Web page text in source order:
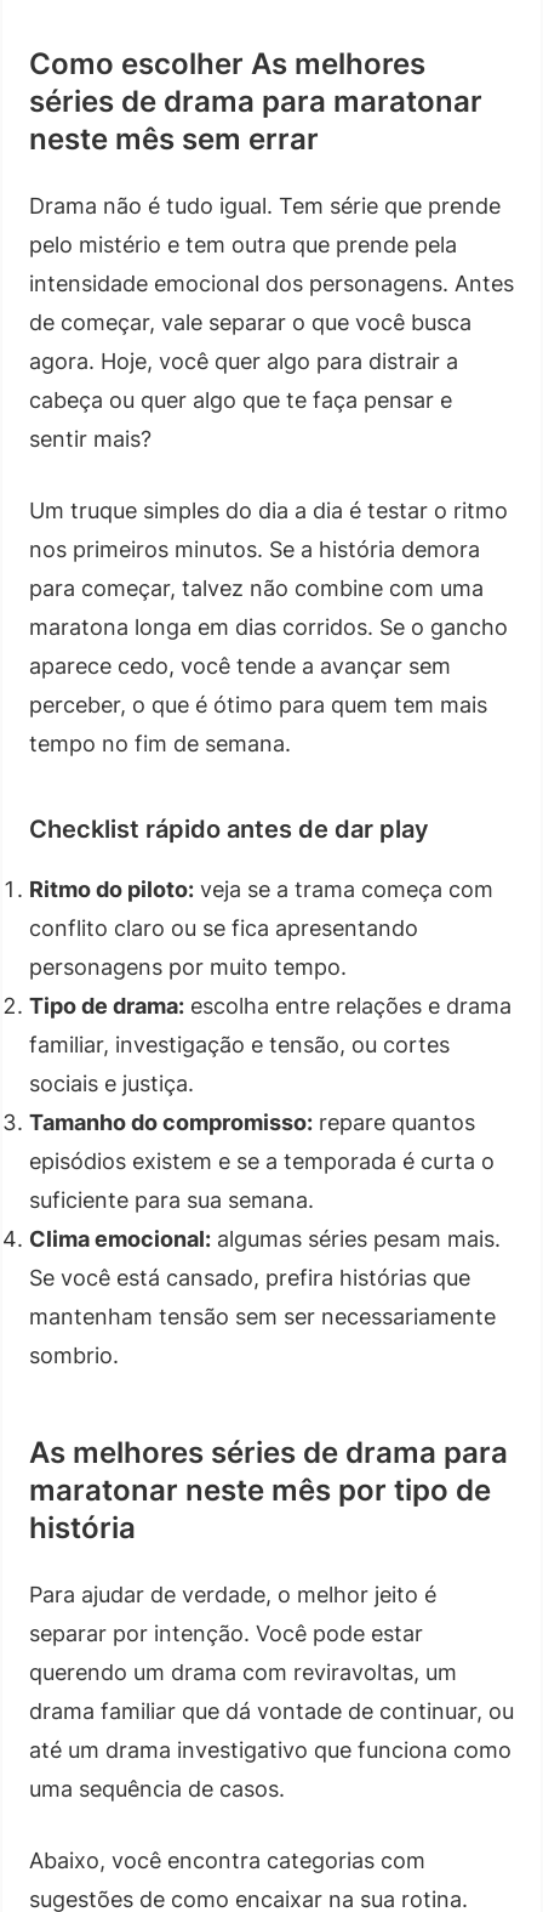
Como escolher As melhores
séries de drama para maratonar
neste mês sem errar
Drama não é tudo igual. Tem série que prende
pelo mistério e tem outra que prende pela
intensidade emocional dos personagens. Antes
de começar, vale separar o que você busca
agora. Hoje, você quer algo para distrair a
cabeça ou quer algo que te faça pensar e
sentir mais?
Um truque simples do dia a dia é testar o ritmo
nos primeiros minutos. Se a história demora
para começar, talvez não combine com uma
maratona longa em dias corridos. Se o gancho
aparece cedo, você tende a avançar sem
perceber, o que é ótimo para quem tem mais
tempo no fim de semana.
Checklist rápido antes de dar play
Ritmo do piloto: veja se a trama começa com
conflito claro ou se fica apresentando
personagens por muito tempo.
Tipo de drama: escolha entre relações e drama
familiar, investigação e tensão, ou cortes
sociais e justiça.
Tamanho do compromisso: repare quantos
episódios existem e se a temporada é curta o
suficiente para sua semana.
Clima emocional: algumas séries pesam mais.
Se você está cansado, prefira histórias que
mantenham tensão sem ser necessariamente
sombrio.
As melhores séries de drama para
maratonar neste mês por tipo de
história
Para ajudar de verdade, o melhor jeito é
separar por intenção. Você pode estar
querendo um drama com reviravoltas, um
drama familiar que dá vontade de continuar, ou
até um drama investigativo que funciona como
uma sequência de casos.
Abaixo, você encontra categorias com
sugestões de como encaixar na sua rotina.